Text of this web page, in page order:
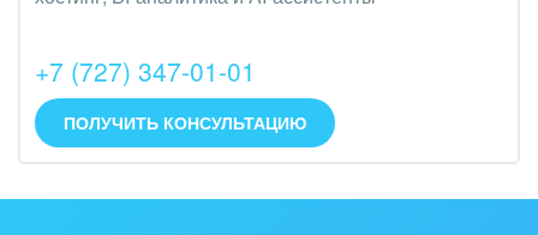
Металлургия
Мода, одежда, аксессуары, стиль
Нефть, газ
+7 (727) 347-01-01
ПОЛУЧИТЬ КОНСУЛЬТАЦИЮ